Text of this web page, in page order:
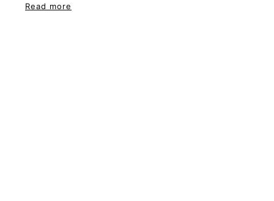
Read more